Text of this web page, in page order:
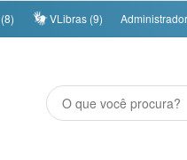
VLibras (9) Administrador